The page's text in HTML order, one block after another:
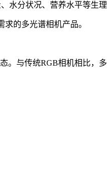
水分状况、营养水平等生理
的多光谱相机产品。
。与传统RGB相机相比，多